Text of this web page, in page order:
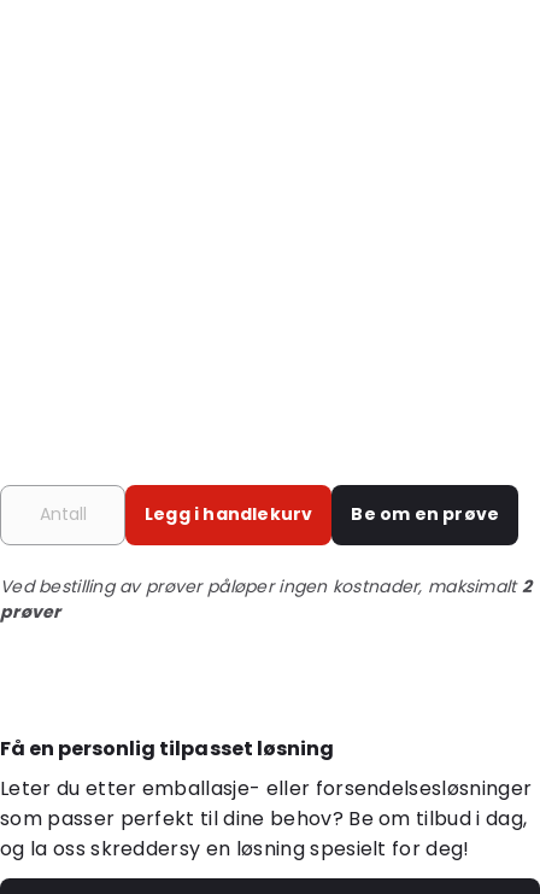
Legg i handlekurv Be om en prøve
Ved bestilling av prøver påløper ingen kostnader, maksimalt2
prøver
Få en personlig tilpasset løsning
Leter du etter emballasje- eller forsendelsesløsninger
som passer perfekt til dine behov? Be om tilbud i dag,
og la oss skreddersy en løsning spesielt for deg!